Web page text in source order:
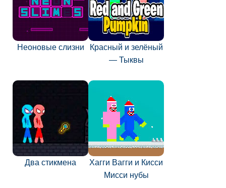
Неоновые слизни
Красный и зелёный
— Тыквы
Два стикмена
Хагги Вагги и Кисси
Мисси нубы